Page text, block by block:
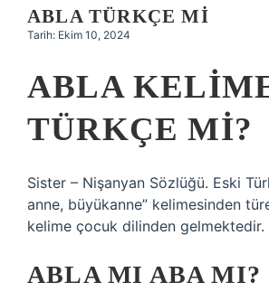
Hakkımızda
ABLA TÜRKÇE MI
Tarih: Ekim 10, 2024
ABLA
TÜRKÇE MI?
Sister – Nişanyan Sözlüğü. Eski
anne, büyükanne” kelimesinden
kelime çocuk dilinden gelmektedir.
ABLA MI ABA MI?